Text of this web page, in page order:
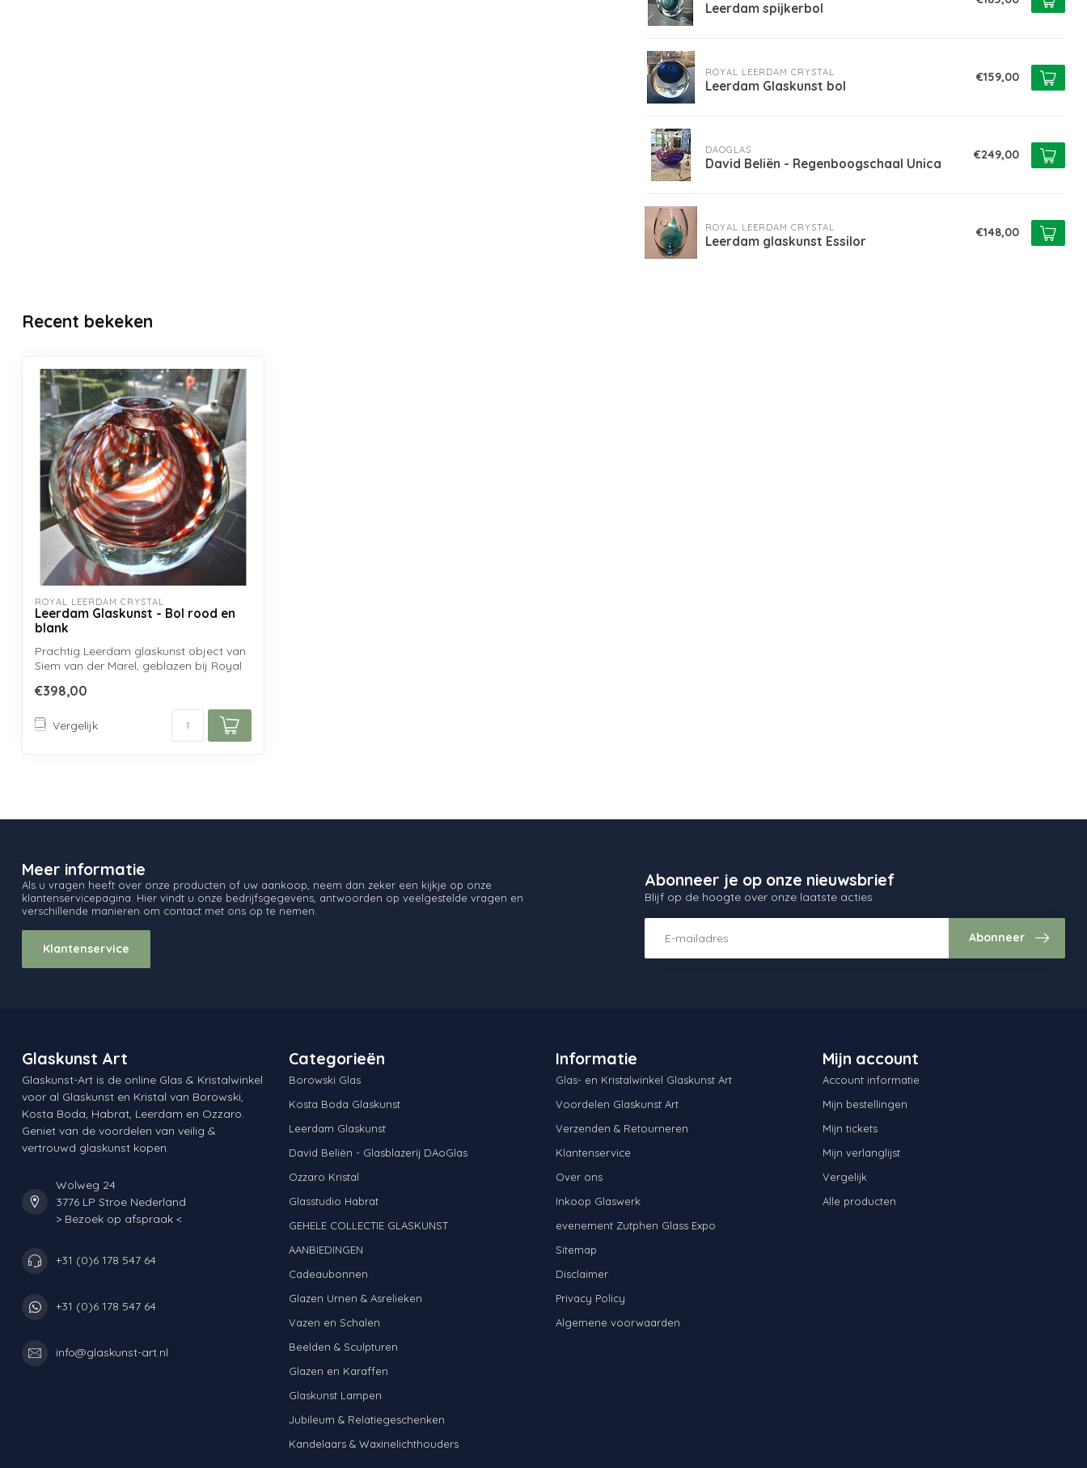
Leerdam spijkerbol
ROYAL LEERDAM CRYSTAL
Leerdam Glaskunst bol
€159,00
DAOGLAS
David Beliën - Regenboogschaal Unica
€249,00
ROYAL LEERDAM CRYSTAL
Leerdam glaskunst Essilor
€148,00
Recent bekeken
ROYAL LEERDAM CRYSTAL
Leerdam Glaskunst - Bol rood en
blank
Prachtig Leerdam glaskunst object van
Siem van der Marel, geblazen bij Royal
€398,00
Vergelijk
Meer informatie
Als u vragen heeft over onze producten of uw aankoop, neem dan zeker een kijkje op onze
klantenservicepagina. Hier vindt u onze bedrijfsgegevens, antwoorden op veelgestelde vragen en
verschillende manieren om contact met ons op te nemen.
Klantenservice
Abonneer je op onze nieuwsbrief
Blijf op de hoogte over onze laatste acties
Abonneer
Glaskunst Art
Glaskunst-Art is de online Glas & Kristalwinkel
voor al Glaskunst en Kristal van Borowski,
Kosta Boda, Habrat, Leerdam en Ozzaro.
Geniet van de voordelen van veilig &
vertrouwd glaskunst kopen.
Wolweg 24
3776 LP Stroe Nederland
> Bezoek op afspraak <
+31 (0)6 178 547 64
+31 (0)6 178 547 64
info@glaskunst-art.nl
Categorieën
Borowski Glas
Kosta Boda Glaskunst
Leerdam Glaskunst
David Beliën - Glasblazerij DAoGlas
Ozzaro Kristal
Glasstudio Habrat
GEHELE COLLECTIE GLASKUNST
AANBIEDINGEN
Cadeaubonnen
Glazen Urnen & Asrelieken
Vazen en Schalen
Beelden & Sculpturen
Glazen en Karaffen
Glaskunst Lampen
Jubileum & Relatiegeschenken
Kandelaars & Waxinelichthouders
Informatie
Glas- en Kristalwinkel Glaskunst Art
Voordelen Glaskunst Art
Verzenden & Retourneren
Klantenservice
Over ons
Inkoop Glaswerk
evenement Zutphen Glass Expo
Sitemap
Disclaimer
Privacy Policy
Algemene voorwaarden
Mijn account
Account informatie
Mijn bestellingen
Mijn tickets
Mijn verlanglijst
Vergelijk
Alle producten